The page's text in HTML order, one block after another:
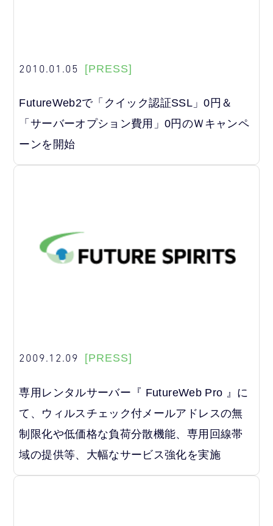
2010.01.05 [PRESS]
FutureWeb2で「クイック認証SSL」0円＆
「サーバーオプション費用」0円のＷキャンペ
ーンを開始
2009.12.09 [PRESS]
専用レンタルサーバー『 FutureWeb Pro 』に
て、ウィルスチェック付メールアドレスの無
制限化や低価格な負荷分散機能、専用回線帯
域の提供等、大幅なサービス強化を実施